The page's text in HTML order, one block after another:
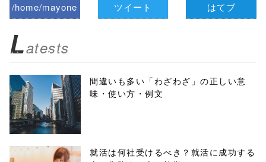
/home/mayone
biz.jp/public_ht
ml/wp-
content/themes
/tapbiz_theme/
parts/sns-
ツイート はてブ
Latests
間違いも多い「わざわざ」の正しい意
味・使い方・例文
就活は何社受けるべき？就活に成功する